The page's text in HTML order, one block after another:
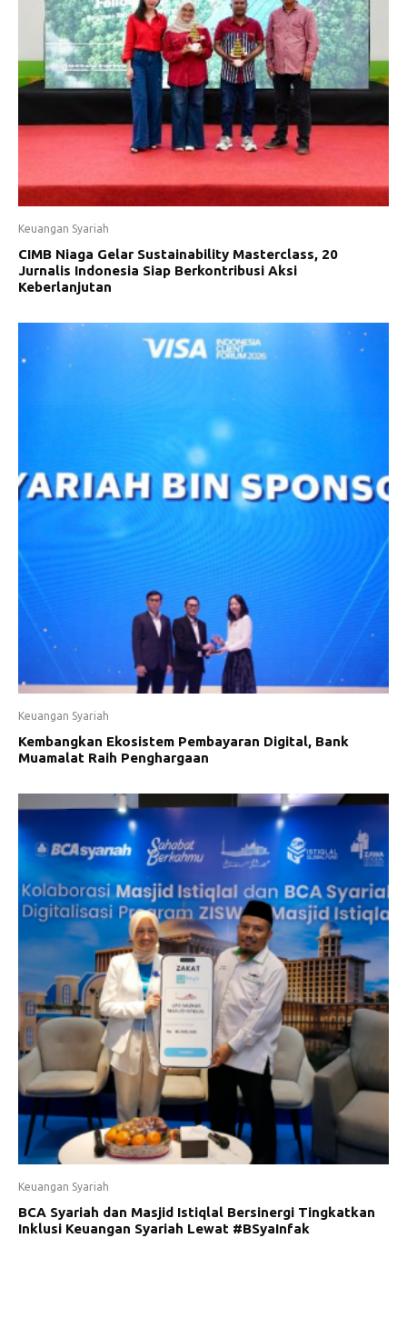
Keuangan Syariah
CIMB Niaga Gelar Sustainability Masterclass, 20
Jurnalis Indonesia Siap Berkontribusi Aksi
Keberlanjutan
Keuangan Syariah
Kembangkan Ekosistem Pembayaran Digital, Bank
Muamalat Raih Penghargaan
Keuangan Syariah
BCA Syariah dan Masjid Istiqlal Bersinergi Tingkatkan
Inklusi Keuangan Syariah Lewat #BSyaInfak